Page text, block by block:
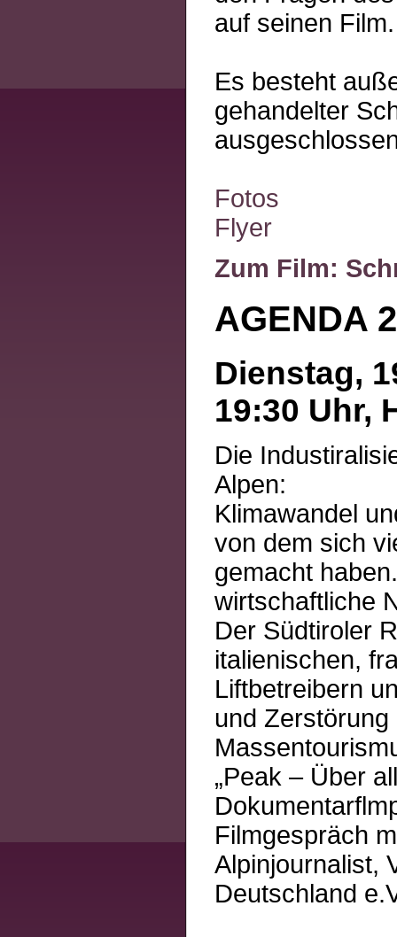
auf seinen Film.
Es besteht
gehandelter
Fotos
Flyer
Zum Film:
AGENDA
Dienstag,
19:30 Uhr,
Die
Alpen:
Klimawandel
von dem sich
gemacht
wirtschaftliche
Der Südtiroler
italienischen,
Liftbetreibern
und
„Peak – Über
Filmgespräch
Alpinjournalist,
Deutschland